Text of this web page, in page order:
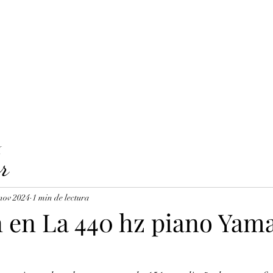
La 440 hz piano
2024 1 min de lectura